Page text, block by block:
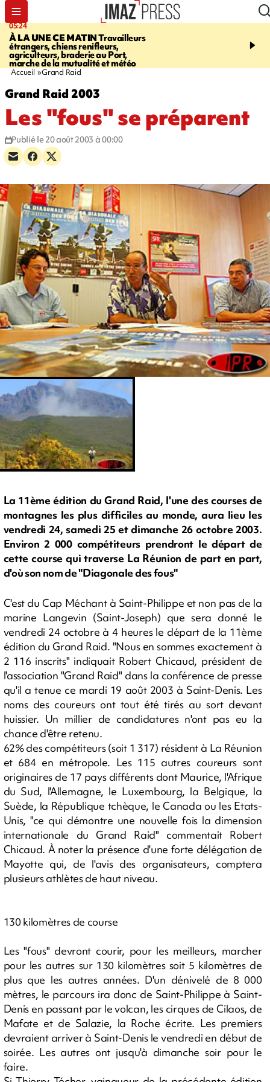
05:24
À LA UNE CE MATINTravailleurs
étrangers, chiens renifleurs,
agriculteurs, braderie au Port,
marche de la mutualité et météo
07:05
mobilisés pour traquer
Accueil Grand Raid
Grand Raid 2003
Les "fous" se préparent
Publié le 20 août 2003 à 00:00
La 11ème édition du Grand Raid, l'une des courses de
montagnes les plus difficiles au monde, aura lieu les
vendredi 24, samedi 25 et dimanche 26 octobre 2003.
Environ 2 000 compétiteurs prendront le départ de
cette course qui traverse La Réunion de part en part,
d'où son nom de "Diagonale des fous"
C'est du Cap Méchant à Saint-Philippe et non pas de la
marine Langevin (Saint-Joseph) que sera donné le
vendredi 24 octobre à 4 heures le départ de la 11ème
édition du Grand Raid. "Nous en sommes exactement à
2 116 inscrits" indiquait Robert Chicaud, président de
l'association "Grand Raid" dans la conférence de presse
qu'il a tenue ce mardi 19 août 2003 à Saint-Denis. Les
noms des coureurs ont tout été tirés au sort devant
huissier. Un millier de candidatures n'ont pas eu la
chance d'être retenu.
62% des compétiteurs (soit 1 317) résident à La Réunion
et 684 en métropole. Les 115 autres coureurs sont
originaires de 17 pays différents dont Maurice, l'Afrique
du Sud, l'Allemagne, le Luxembourg, la Belgique, la
Suède, la République tchèque, le Canada ou les Etats-
Unis, "ce qui démontre une nouvelle fois la dimension
internationale du Grand Raid" commentait Robert
Chicaud. À noter la présence d'une forte délégation de
Mayotte qui, de l'avis des organisateurs, comptera
plusieurs athlètes de haut niveau.
130 kilomètres de course
Les "fous" devront courir, pour les meilleurs, marcher
pour les autres sur 130 kilomètres soit 5 kilomètres de
plus que les autres années. D'un dénivelé de 8 000
mètres, le parcours ira donc de Saint-Philippe à Saint-
Denis en passant par le volcan, les cirques de Cilaos, de
Mafate et de Salazie, la Roche écrite. Les premiers
devraient arriver à Saint-Denis le vendredi en début de
soirée. Les autres ont jusqu'à dimanche soir pour le
faire.